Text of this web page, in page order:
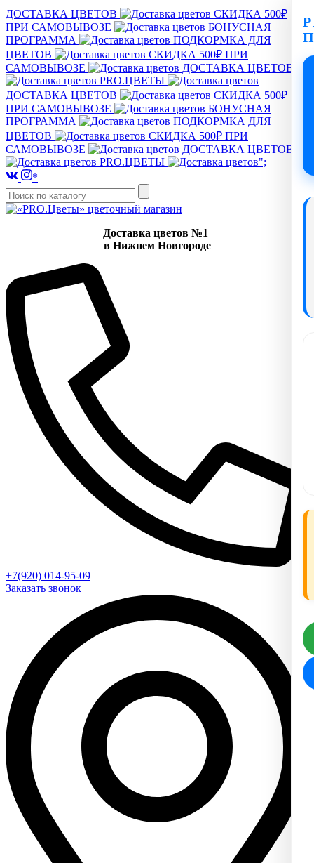
ДОСТАВКА ЦВЕТОВ
СКИДКА 500₽
ПРИ САМОВЫВОЗЕ
БОНУСНАЯ
ПРОГРАММА
ПОДКОРМКА ДЛЯ
ЦВЕТОВ
СКИДКА 500₽ ПРИ
САМОВЫВОЗЕ
ДОСТАВКА ЦВЕТОВ
PRO.ЦВЕТЫ
ДОСТАВКА ЦВЕТОВ
СКИДКА 500₽
ПРИ САМОВЫВОЗЕ
БОНУСНАЯ
ПРОГРАММА
ПОДКОРМКА ДЛЯ
ЦВЕТОВ
СКИДКА 500₽ ПРИ
САМОВЫВОЗЕ
ДОСТАВКА ЦВЕТОВ
PRO.ЦВЕТЫ
";
*
Доставка цветов №1
в Нижнем Новгороде
+7(920) 014-95-09
Заказать звонок